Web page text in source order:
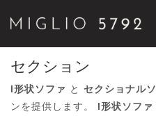
セクション
l形状ソファ と セクショナル
ンを提供します。 l形状ソファ